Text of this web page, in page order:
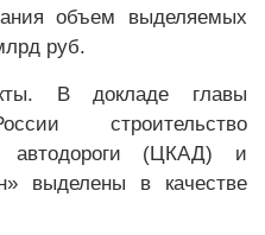
объем выделяемых
руб.
В докладе главы
строительство
автодороги (ЦКАД) и
выделены в качестве